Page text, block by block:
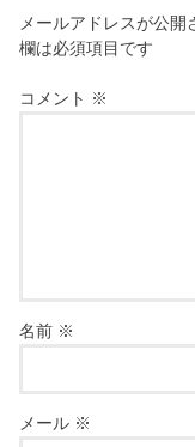
メールアドレスが公開
欄は必須項目です
コメント ※
名前 ※
メール ※